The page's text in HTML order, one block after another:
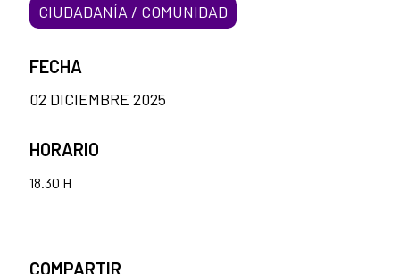
CIUDADANÍA / COMUNIDAD
FECHA
02 DICIEMBRE 2025
HORARIO
18.30 H
COMPARTIR